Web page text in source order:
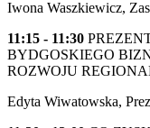
Iwona Waszkiewicz,
11:15 - 11:30
BYDGOSKIEGO
ROZWOJU
Edyta Wiwatowska,